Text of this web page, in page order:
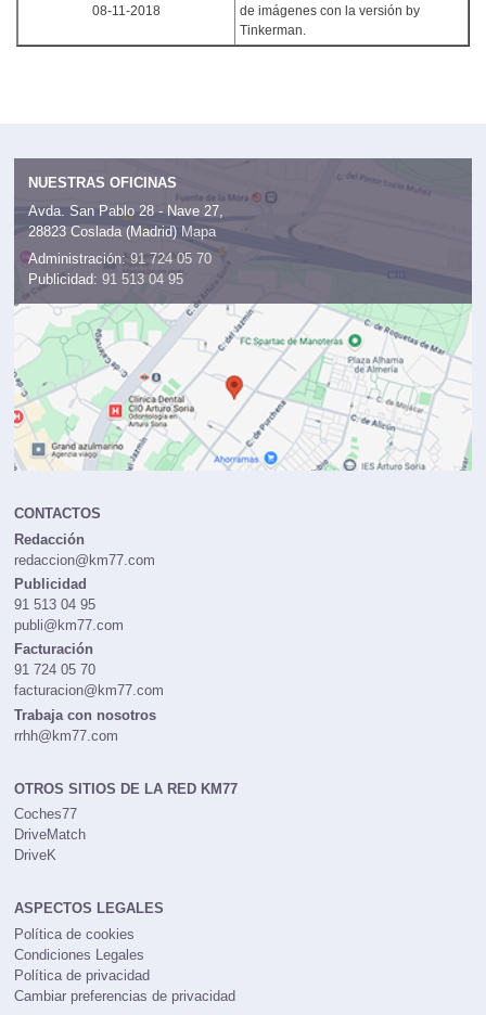
Ampliamos la información y la galería
de imágenes con la versión by
Tinkerman.
NUESTRAS OFICINAS
Avda. San Pablo 28 - Nave 27,
28823 Coslada (Madrid)Mapa
Administración:91 724 05 70
Publicidad:
CONTACTOS
Redacción
redaccion@km77.com
Publicidad
91 513 04 95
publi@km77.com
Facturación
91 724 05 70
facturacion@km77.com
Trabaja con nosotros
OTROS SITIOS DE LA RED KM77
Coches77
DriveMatch
ASPECTOS LEGALES
Política de cookies
Condiciones Legales
Política de privacidad